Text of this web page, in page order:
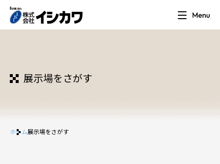
展示場をさがす
ホーム展示場をさがす